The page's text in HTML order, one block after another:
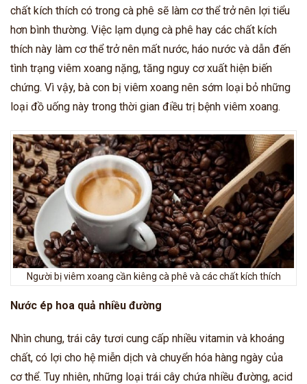
chất kích thích có trong cà phê sẽ làm cơ thể trở nên lợi tiểu
hơn bình thường. Việc lạm dụng cà phê hay các chất kích
thích này làm cơ thể trở nên mất nước, háo nước và dẫn đến
tình trạng viêm xoang nặng, tăng nguy cơ xuất hiện biến
chứng. Vì vậy, bà con bị viêm xoang nên sớm loại bỏ những
loại đồ uống này trong thời gian điều trị bệnh viêm xoang.
Người bị viêm xoang cần kiêng cà phê và các chất kích thích
Nước ép hoa quả nhiều đường
Nhìn chung, trái cây tươi cung cấp nhiều vitamin và khoáng
chất, có lợi cho hệ miễn dịch và chuyển hóa hàng ngày của
cơ thể. Tuy nhiên, những loại trái cây chứa nhiều đường, acid